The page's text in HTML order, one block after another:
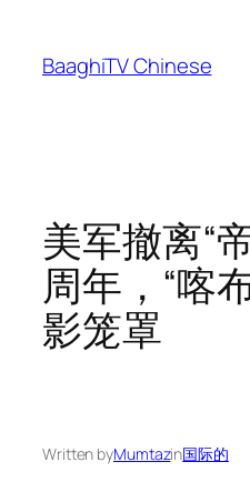
content
BaaghiTV Chinese
美军撤离“
周年，“喀
影笼罩
Written byMumtazin国际的